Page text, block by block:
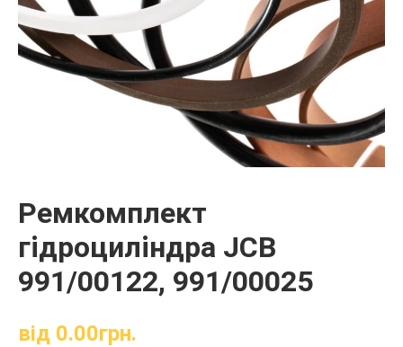
Ремкомплект
гідроциліндра JCB
991/00122, 991/00025
від 0.00грн.